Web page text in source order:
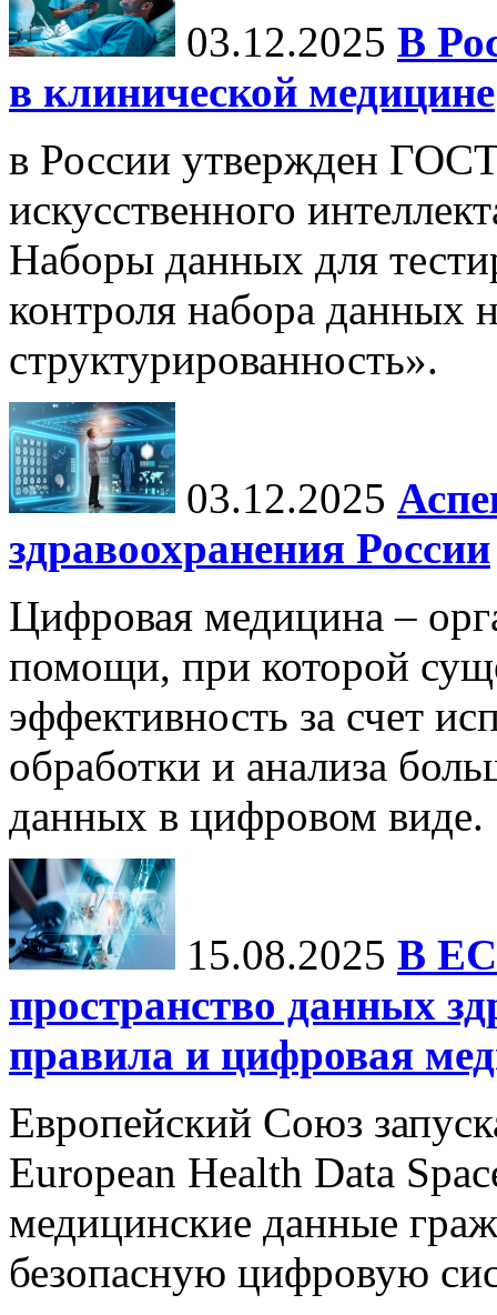
03.12.2025 В
в клинической медицине
в России утвержден
искусственного
Наборы данных для
контроля набора данных
структурированность».
03.12.2025
здравоохранения России
Цифровая медицина –
помощи, при которой
эффективность за счет
обработки и анализа
данных в цифровом виде.
15.08.2025 В ЕС
пространство данных
правила и цифровая
Европейский Союз
European Health Data
медицинские данные
безопасную цифровую